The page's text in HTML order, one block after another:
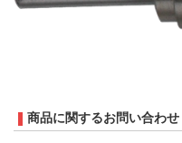
商品に関するお問い合わせ